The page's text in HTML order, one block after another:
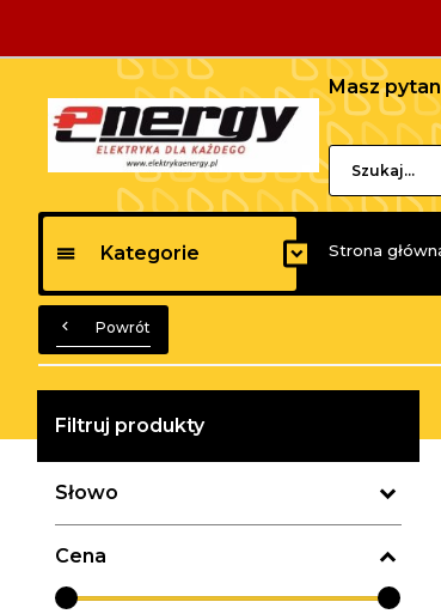
Masz
Kategorie Strona
Powrót
Filtruj produkty
Słowo
Cena